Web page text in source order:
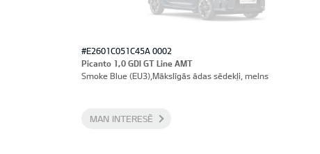
#E2601C051C45A 0002
Picanto 1,0 GDI GT Line AMT
Smoke Blue (EU3),Mākslīgās ādas sēdekļi, melns
MAN INTERESĒ